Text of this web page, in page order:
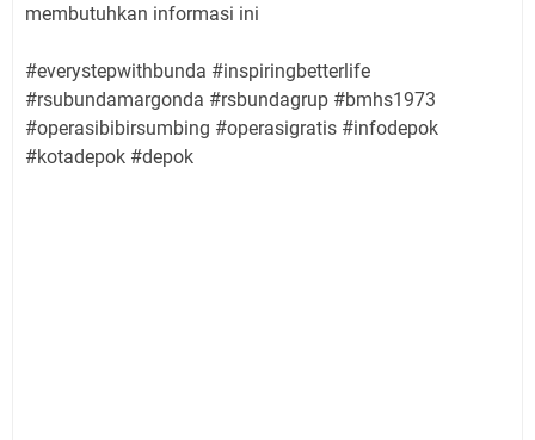
membutuhkan informasi ini
#everystepwithbunda #inspiringbetterlife
#rsubundamargonda #rsbundagrup #bmhs1973
#operasibibirsumbing #operasigratis #infodepok
#kotadepok #depok